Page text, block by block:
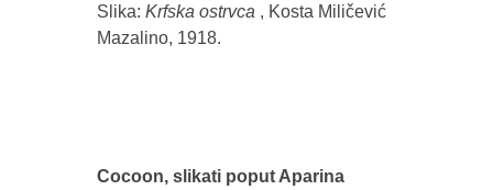
Slika: Krfska ostrvca , Kosta Miličević
Mazalino, 1918.
Cocoon, slikati poput Aparina